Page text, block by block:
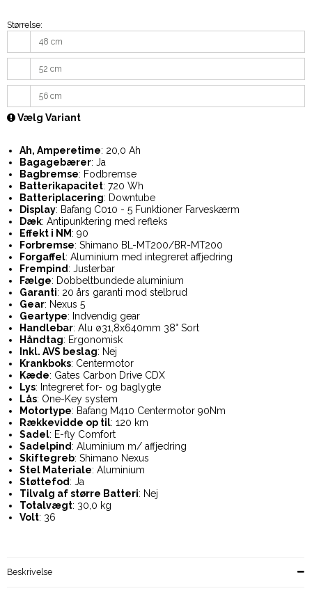
Størrelse:
48 cm
52 cm
56 cm
Vælg Variant
Ah, Amperetime: 20,0 Ah
Bagagebærer: Ja
Bagbremse: Fodbremse
Batterikapacitet: 720 Wh
Batteriplacering: Downtube
Display: Bafang C010 - 5 Funktioner Farveskærm
Dæk: Antipunktering med refleks
Effekt i NM : 90
Forbremse: Shimano BL-MT200/BR-MT200
Forgaffel: Aluminium med integreret affjedring
Frempind: Justerbar
Fælge: Dobbeltbundede aluminium
Garanti: 20 års garanti mod stelbrud
Gear: Nexus 5
Geartype: Indvendig gear
Handlebar: Alu ø31,8x640mm 38° Sort
Håndtag: Ergonomisk
Inkl. AVS beslag: Nej
Krankboks: Centermotor
Kæde: Gates Carbon Drive CDX
Lys: Integreret for- og baglygte
Lås: One-Key system
Motortype: Bafang M410 Centermotor 90Nm
Rækkevidde op til: 120 km
Sadel: E-fly Comfort
Sadelpind: Aluminium m/ affjedring
Skiftegreb: Shimano Nexus
Stel Materiale: Aluminium
Støttefod: Ja
Tilvalg af større Batteri: Nej
Totalvægt: 30,0 kg
Volt: 36
Beskrivelse